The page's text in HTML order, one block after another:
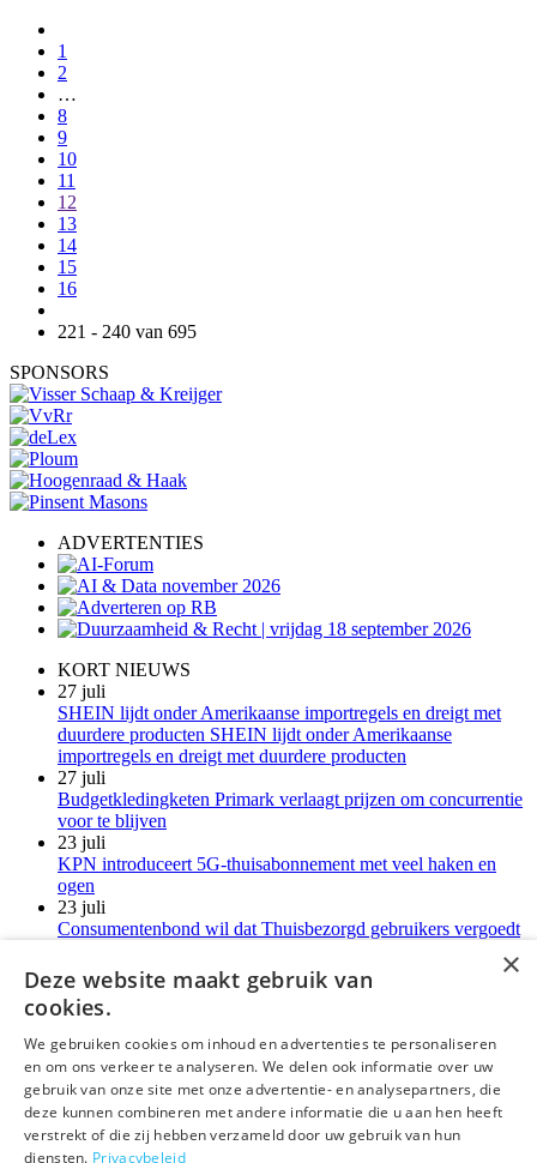
1
2
…
8
9
10
11
12
13
14
15
16
221 - 240 van 695
SPONSORS
ADVERTENTIES
KORT NIEUWS
27 juli
SHEIN lijdt onder Amerikaanse importregels en dreigt met
duurdere producten SHEIN lijdt onder Amerikaanse
importregels en dreigt met duurdere producten
27 juli
Budgetkledingketen Primark verlaagt prijzen om concurrentie
voor te blijven
23 juli
KPN introduceert 5G-thuisabonnement met veel haken en
ogen
23 juli
Consumentenbond wil dat Thuisbezorgd gebruikers vergoedt
21 juli
LG-monitoren installeren reclamesoftware zonder melding
Meer kort nieuws
deLex
©Uitgeverij deLex
×
Deze website maakt gebruik van
cookies.
We gebruiken cookies om inhoud en advertenties te personaliseren
en om ons verkeer te analyseren. We delen ook informatie over uw
gebruik van onze site met onze advertentie- en analysepartners, die
deze kunnen combineren met andere informatie die u aan hen heeft
verstrekt of die zij hebben verzameld door uw gebruik van hun
diensten. Privacybeleid